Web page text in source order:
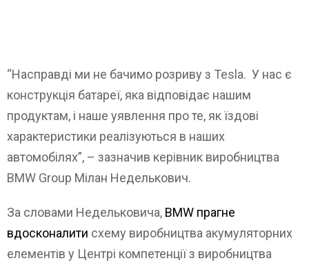
“Насправді ми не бачимо розриву з Tesla. У нас є
конструкція батареї, яка відповідає нашим
продуктам, і наше уявлення про те, як їздові
характеристики реалізуються в наших
автомобілях”, – зазначив керівник виробництва
BMW Group Мілан Неделькович.
За словами Недельковича, BMW прагне
вдосконалити схему виробництва акумуляторних
елементів у Центрі компетенції з виробництва